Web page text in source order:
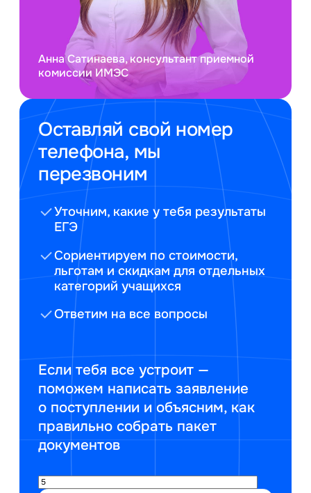
Оставляй свой номер
телефона, мы
перезвоним
Уточним, какие у тебя результаты
ЕГЭ
Сориентируем по стоимости,
льготам и скидкам для отдельных
категорий учащихся
Ответим на все вопросы
Если тебя все устроит —
поможем написать заявление
о поступлении и объясним, как
правильно собрать пакет
документов
Анна Сатинаева, консультант приемной
комиссии ИМЭС